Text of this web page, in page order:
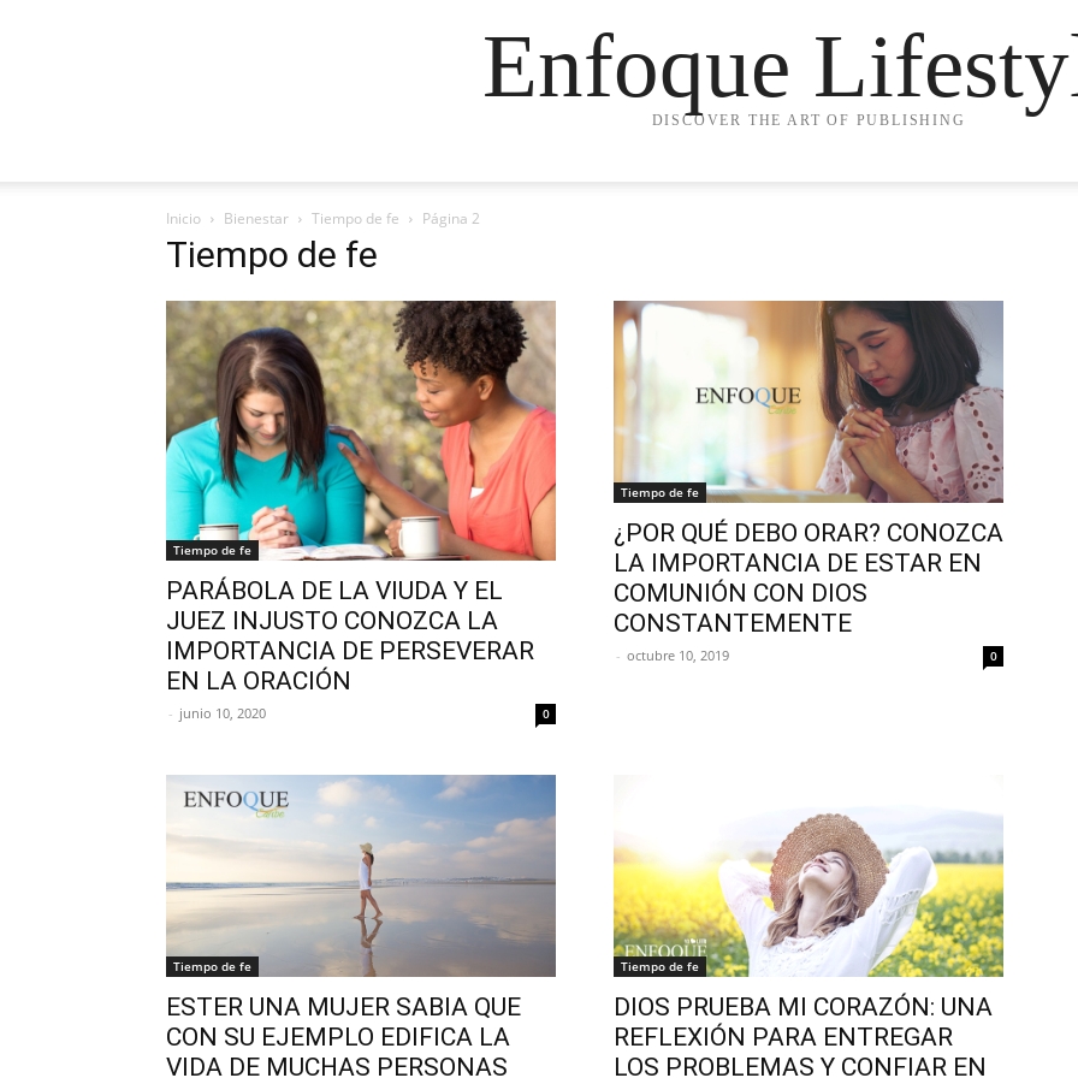
Enfoque
DISCOVER THE ART OF PUBLISHING
Inicio Bienestar Tiempo de fe Página 2
Tiempo de fe
Tiempo de fe
PARÁBOLA DE LA VIUDA Y EL
JUEZ INJUSTO CONOZCA LA
IMPORTANCIA DE PERSEVERAR
EN LA ORACIÓN
- junio 10, 2020 0
Tiempo de fe
¿POR QUÉ DEBO ORAR? CONOZCA
LA IMPORTANCIA DE ESTAR EN
COMUNIÓN CON DIOS
CONSTANTEMENTE
- octubre 10, 2019 0
Tiempo de fe
ESTER UNA MUJER SABIA QUE
CON SU EJEMPLO EDIFICA LA
VIDA DE MUCHAS PERSONAS
Tiempo de fe
DIOS PRUEBA MI CORAZÓN: UNA
REFLEXIÓN PARA ENTREGAR
LOS PROBLEMAS Y CONFIAR EN